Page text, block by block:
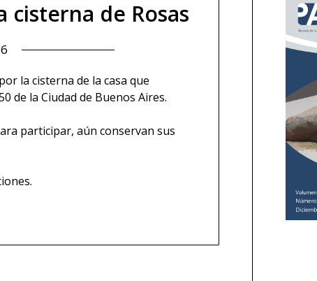
cisterna de Rosas
la cisterna de la casa que
de la Ciudad de Buenos Aires.
participar, aún conservan sus